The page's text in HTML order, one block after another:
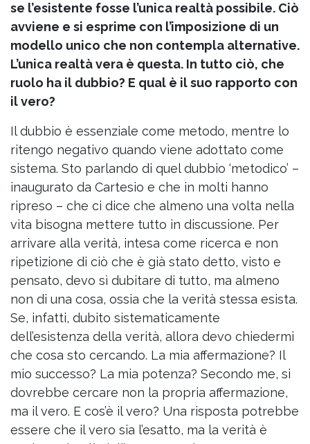
se l’esistente fosse l’unica realtà possibile. Ciò
avviene e si esprime con l’imposizione di un
modello unico che non contempla alternative.
L’unica realtà vera è questa. In tutto ciò, che
ruolo ha il dubbio? E qual è il suo rapporto con
il vero?
Il dubbio è essenziale come metodo, mentre lo
ritengo negativo quando viene adottato come
sistema. Sto parlando di quel dubbio ‘metodico’ –
inaugurato da Cartesio e che in molti hanno
ripreso – che ci dice che almeno una volta nella
vita bisogna mettere tutto in discussione. Per
arrivare alla verità, intesa come ricerca e non
ripetizione di ciò che è già stato detto, visto e
pensato, devo sì dubitare di tutto, ma almeno
non di una cosa, ossia che la verità stessa esista.
Se, infatti, dubito sistematicamente
dell’esistenza della verità, allora devo chiedermi
che cosa sto cercando. La mia affermazione? Il
mio successo? La mia potenza? Secondo me, si
dovrebbe cercare non la propria affermazione,
ma il vero. E cos’è il vero? Una risposta potrebbe
essere che il vero sia l’esatto, ma la verità è